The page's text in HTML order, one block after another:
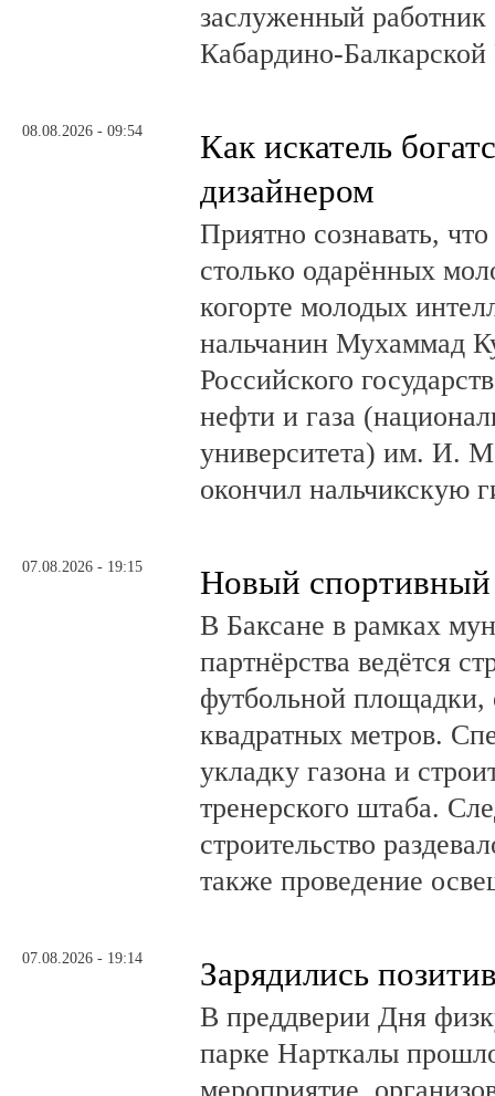
заслуженный работник
Кабардино-
08.08.2026 - 09:54
Как искатель
дизайнером
Приятно сознавать,
столько одарённых
когорте молодых
нальчанин Мухаммад
Российского
нефти и газа
университета) им. И.
окончил нальчикскую
07.08.2026 - 19:15 Новый спортивный
В Баксане в рамках
партнёрства ведётся
футбольной
квадратных метров.
укладку газона и
тренерского штаба.
строительство
также проведение
07.08.2026 - 19:14 Зарядились
В преддверии Дня
парке Нарткалы